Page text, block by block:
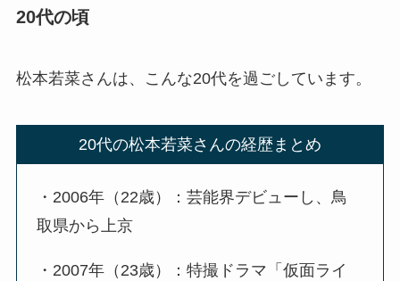
20代の頃
松本若菜さんは、こんな20代を過ごしています。
20代の松本若菜さんの経歴まとめ
・2006年（22歳）：芸能界デビューし、鳥
取県から上京
・2007年（23歳）：特撮ドラマ「仮面ライ